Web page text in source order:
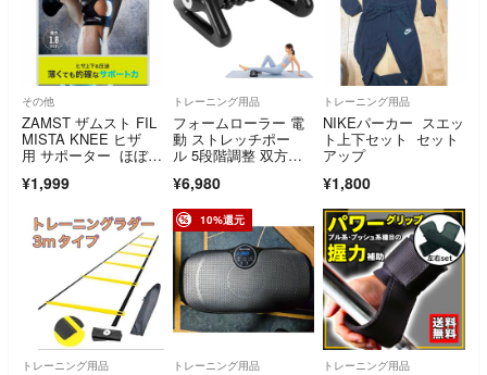
その他
ZAMST ザムスト FIL
MISTA KNEE ヒザ
用 サポーター ほぼ未
¥1,999
トレーニング用品
フォームローラー 電
動 ストレッチポー
ル 5段階調整 双方向
型 滑り止め ヨガポー
ル 筋肉ほぐし 未使用
品
¥6,980
トレーニング用品
NIKEパーカー スエッ
ト上下セット セット
アップ
¥1,800
トレーニング用品
10%還元
トレーニング用品 トレーニング用品